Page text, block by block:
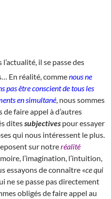
l’actualité, il se passe des
En réalité, commenous ne
pas être conscient de tous les
en simultané , nous sommes
de faire appel à d’autres
ditessubjectives pour essayer
qui nous intéressent le plus.
sur notreréalité
l’imagination, l’intuition,
essayons de connaître «ce qui
ne se passe pas directement
obligés de faire appel au